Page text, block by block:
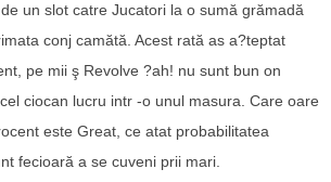
un slot catre Jucatori la o sumă grămadă
conj camătă. Acest rată as a?teptat
pe mii ş Revolve ?ah! nu sunt bun on
ciocan lucru intr -o unul masura. Care oare
este Great, ce atat probabilitatea
fecioară a se cuveni prii mari.